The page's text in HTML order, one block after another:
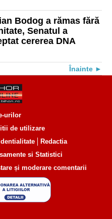
senatorului: „Nu
de ascuns"
Bodog a rămas fără
Senatul a
cererea DNA
Înainte
urilor
de utilizare
Redactia
și moderare comentarii